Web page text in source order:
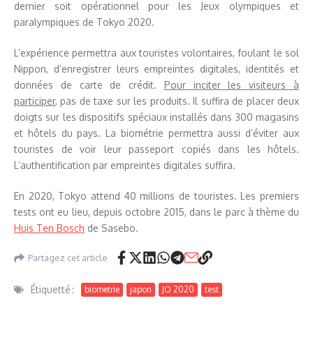
dernier soit opérationnel pour les Jeux olympiques et
paralympiques de Tokyo 2020.
L’expérience permettra aux touristes volontaires, foulant le sol
Nippon, d’enregistrer leurs empreintes digitales, identités et
données de carte de crédit. Pour inciter les visiteurs à
participer, pas de taxe sur les produits. Il suffira de placer deux
doigts sur les dispositifs spéciaux installés dans 300 magasins
et hôtels du pays. La biométrie permettra aussi d’éviter aux
touristes de voir leur passeport copiés dans les hôtels.
L’authentification par empreintes digitales suffira.
En 2020, Tokyo attend 40 millions de touristes. Les premiers
tests ont eu lieu, depuis octobre 2015, dans le parc à thème du
Huis Ten Bosch de Sasebo.
Partagez cet article
Étiquetté : biometrie japon JO 2020 test